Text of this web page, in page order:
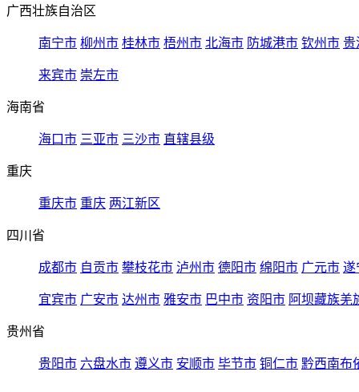
广西壮族自治区
南宁市 柳州市 桂林市 梧州市 北海市 防城港市 钦州市 贵
来宾市 崇左市
海南省
海口市 三亚市 三沙市 直辖县级
重庆
重庆市 重庆 两江新区
四川省
成都市 自贡市 攀枝花市 泸州市 德阳市 绵阳市 广元市 遂
宜宾市 广安市 达州市 雅安市 巴中市 资阳市 阿坝藏族羌
贵州省
贵阳市 六盘水市 遵义市 安顺市 毕节市 铜仁市 黔西南布